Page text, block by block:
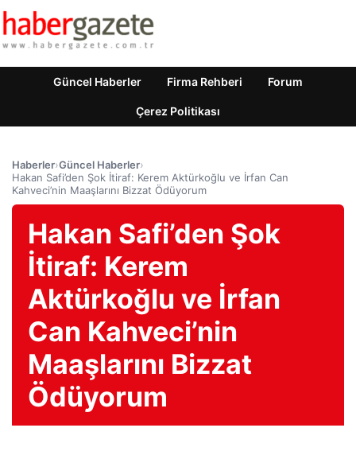
Güncel Haberler Firma Rehberi Forum
Çerez Politikası
Haberler›Güncel Haberler›
Hakan Safi’den Şok İtiraf: Kerem Aktürkoğlu ve İrfan Can
Kahveci’nin Maaşlarını Bizzat Ödüyorum
Hakan Safi’den Şok
İtiraf: Kerem
Aktürkoğlu ve İrfan
Can Kahveci’nin
Maaşlarını Bizzat
Ödüyorum